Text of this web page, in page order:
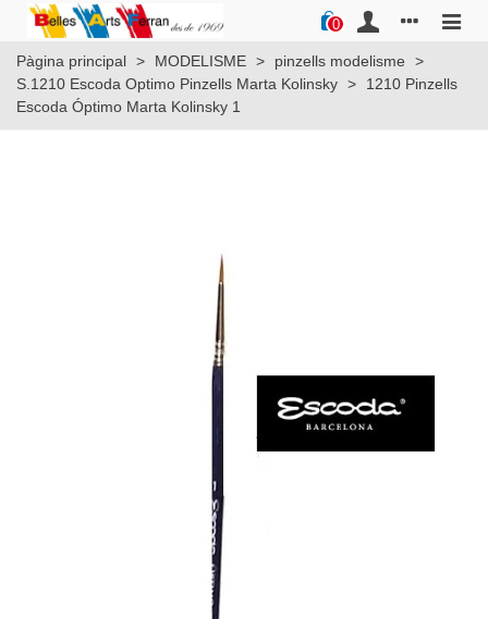
0
Pàgina principal > MODELISME > pinzells modelisme
>
S.1210 Escoda Optimo Pinzells Marta Kolinsky >
1210 Pinzells
Escoda Óptimo Marta Kolinsky 1